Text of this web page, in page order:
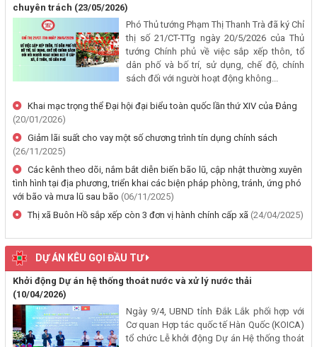
(06/08/2026, 00:00)
V/v công khai Quyết định số 2412/QĐ-UBND ngày 31/7/2026 của
UBND tỉnh Đắk Lắk về việc bổ nhiệm hòa giải viên lao động trên địa
bàn tỉnh Đắk Lắk
Thông báo về việc niêm yết công khai Dự thảo phương án bồi
thường, hỗ trợ và bảng công khai phương án chi tiết kinh phí bồi
thường, hỗ trợ khi Nhà nước thu hồi đất để thực hiện Dự án: Cải
tạo, nâng cấp đường Nơ Trang Lơng (đoạn từ đường Nguyễn Hiền
đến đường Trần Cảnh)
(30/07/2026, 00:00)
chấp thuận bằng văn bản cho thương nhân tự chứng nhận xuất xứ
hàng hoá xuất khẩu trên địa bàn tỉnh Đắk Lắk
(29/07/2026, 00:00)
Thông báo công khai về việc đo đạc, ký giáp ranh đối với thửa đất
số 59, tờ bản đồ số 89 thuộc Đoàn Kết 1, phường Buôn Hồ, tỉnh
Đắk Lắk do Nguyễn Thị Bích Liên và bà Nguyễn Thị Kiều Oanh;
chuyên trách (23/05/2026)
Phó Thủ tướng Phạm Thị Thanh Trà đã ký Chỉ
thị số 21/CT-TTg ngày 20/5/2026 của Thủ
tướng Chính phủ về việc sắp xếp thôn, tổ
dân phố và bố trí, sử dụng, chế độ, chính
sách đối với người hoạt động không...
Khai mạc trọng thể Đại hội đại biểu toàn quốc lần thứ XIV của Đảng
(20/01/2026)
Giảm lãi suất cho vay một số chương trình tín dụng chính sách
(26/11/2025)
Các kênh theo dõi, nắm bắt diễn biến bão lũ, cập nhật thường xuyên
tình hình tại địa phương, triển khai các biện pháp phòng, tránh, ứng phó
với bão và mưa lũ sau bão (06/11/2025)
Thị xã Buôn Hồ sắp xếp còn 3 đơn vị hành chính cấp xã (24/04/2025)
DỰ ÁN KÊU GỌI ĐẦU TƯ
Khởi động Dự án hệ thống thoát nước và xử lý nước thải
(10/04/2026)
Ngày 9/4, UBND tỉnh Đắk Lắk phối hợp với
Cơ quan Hợp tác quốc tế Hàn Quốc (KOICA)
tổ chức Lễ khởi động Dự án Hệ thống thoát